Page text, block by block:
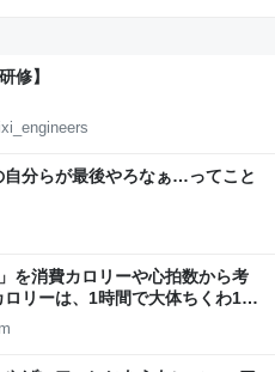
修】
分らが最後やろなぁ…ってこと
を消費カロリーや心拍数から考
リーは、1時間で大体ちくわ1本